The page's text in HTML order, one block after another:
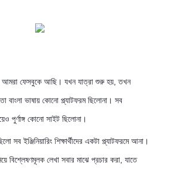
ফেসবুকে আছি। যখন যাত্রা শুরু হয়, তখন
বাংলা ভাষায় কোনো প্ল্যাটফরম ছিলোনা। সব
পুর্ণাঙ্গ কোনো সাইট ছিলোনা।
সব ইঞ্জিনিয়ারিং শিক্ষার্থীদের একটা প্ল্যাটফরমে আনা।
বিশ্লেষণমূলক লেখা সবার মাঝে প্রচার করা, যাতে